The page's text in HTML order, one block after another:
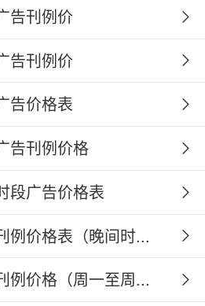
告刊例价
告刊例价
告价格表
告刊例价格
段广告价格表
例价格表（晚间时...
例价格（周一至周...